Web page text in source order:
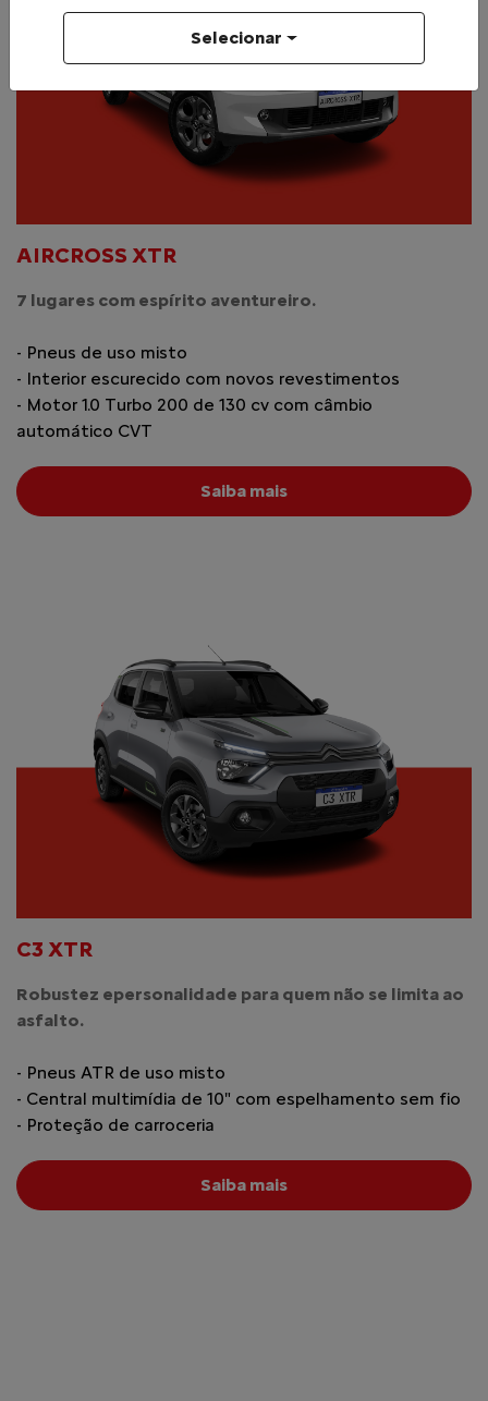
AIRCROSS XTR
7 lugares com espírito aventureiro.
- Pneus de uso misto
- Interior escurecido com novos revestimentos
- Motor 1.0 Turbo 200 de 130 cv com câmbio
automático CVT
Saiba mais
C3 XTR
Robustez epersonalidade para quem não se limita ao
asfalto.
- Pneus ATR de uso misto
- Central multimídia de 10" com espelhamento sem fio
- Proteção de carroceria
Saiba mais
Selecionar